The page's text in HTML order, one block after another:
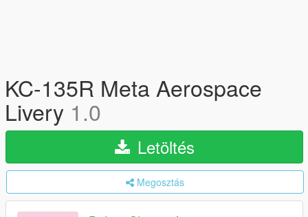
KC-135R Meta Aerospace
Livery 1.0
Letöltés
Megosztás